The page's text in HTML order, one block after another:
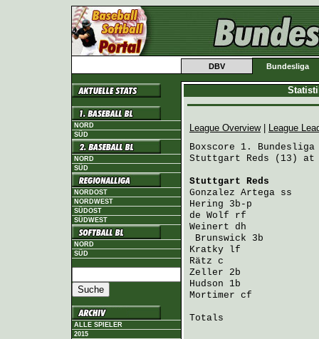
DBV Bundesliga
NORD
SÜD
NORD
SÜD
NORDOST
NORDWEST
SÜDOST
SÜDWEST
NORD
SÜD
ALLE SPIELER
2015
League Overview|
League
Boxscore 1. Bundesliga
Stuttgart Reds (13) at
Stuttgart Reds
Gonzalez Artega ss
Hering 3b-p
de Wolf rf
Weinert dh
Brunswick 3b
Kratky lf
Rätz c
Zeller 2b
Hudson 1b
Mortimer cf
Totals